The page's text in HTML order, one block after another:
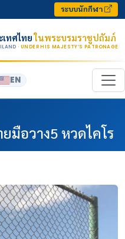
ระบบนักกีฬา
เทศไทยในพระบรมราชูปถัมภ์
· UNDER HIS MAJESTY’S PATRONAGE
EN
อวาง5 หวดไคโร